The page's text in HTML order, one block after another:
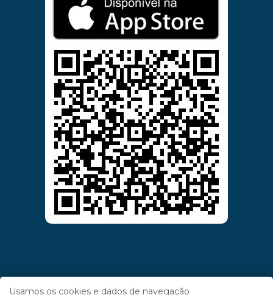
Usamos os cookies e dados de navegação